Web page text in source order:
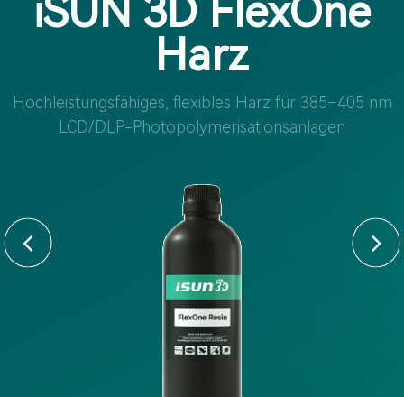
iSUN 3D FlexOne
Harz
Hochleistungsfähiges, flexibles Harz für 385–405 nm
LCD/DLP-Photopolymerisationsanlagen